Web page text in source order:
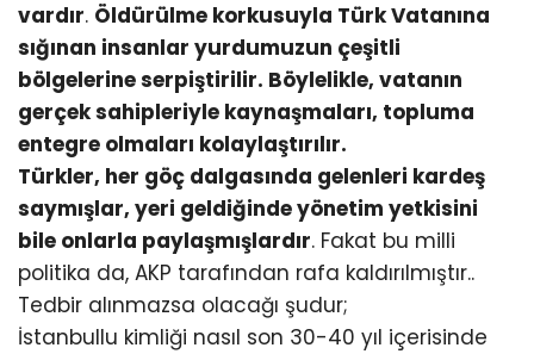
vardır. Öldürülme korkusuyla Türk Vatanına
sığınan insanlar yurdumuzun çeşitli
bölgelerine serpiştirilir. Böylelikle, vatanın
gerçek sahipleriyle kaynaşmaları, topluma
entegre olmaları kolaylaştırılır.
Türkler, her göç dalgasında gelenleri kardeş
saymışlar, yeri geldiğinde yönetim yetkisini
bile onlarla paylaşmışlardır. Fakat bu milli
politika da, AKP tarafından rafa kaldırılmıştır..
Tedbir alınmazsa olacağı şudur;
İstanbullu kimliği nasıl son 30-40 yıl içerisinde